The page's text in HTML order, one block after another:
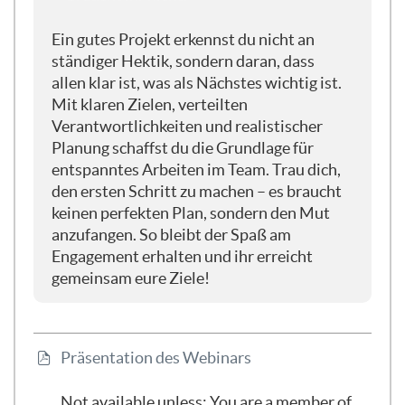
inkludiert, also kein Tagesgeschäft.
So, wenn wir das schon mal geklärt haben
und wissen, dass wir erst grübeln und
dann dübeln, dann gucken wir einmal
drauf, was wir in den nächsten Minuten
vorhaben. Ich möchte mit euch einmal
kurz schauen, warum es eigentlich
manchmal so schwierig ist, im Ehrenamt
so ein Projektmanagement durchzuziehen
bzw. warum Projekte oft irgendwie
natürlich gucken, wie können wir es besser
machen, also welche vier Leitfragen kann
mitnehmen und umsetzen? Wie sieht das
Ein gutes Projekt erkennst du nicht an
ständiger Hektik, sondern daran, dass
allen klar ist, was als Nächstes wichtig ist.
Mit klaren Zielen, verteilten
Verantwortlichkeiten und realistischer
Planung schaffst du die Grundlage für
entspanntes Arbeiten im Team. Trau dich,
den ersten Schritt zu machen – es braucht
keinen perfekten Plan, sondern den Mut
anzufangen. So bleibt der Spaß am
Engagement erhalten und ihr erreicht
gemeinsam eure Ziele!
File
Präsentation des Webinars